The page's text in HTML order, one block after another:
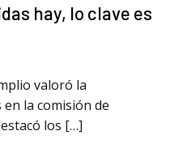
hay, lo clave es
valoró la
la comisión de
los […]